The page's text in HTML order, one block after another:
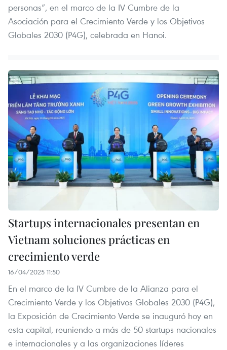
personas”, en el marco de la IV Cumbre de la
Asociación para el Crecimiento Verde y los Objetivos
Globales 2030 (P4G), celebrada en Hanoi.
Startups internacionales presentan en
Vietnam soluciones prácticas en
crecimiento verde
16/04/2025 11:50
En el marco de la IV Cumbre de la Alianza para el
Crecimiento Verde y los Objetivos Globales 2030 (P4G),
la Exposición de Crecimiento Verde se inauguró hoy en
esta capital, reuniendo a más de 50 startups nacionales
e internacionales y a las organizaciones líderes